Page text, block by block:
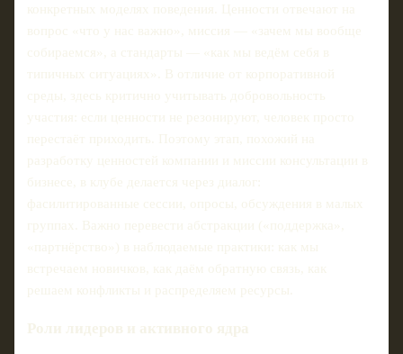
конкретных моделях поведения. Ценности отвечают на
вопрос «что у нас важно», миссия — «зачем мы вообще
собираемся», а стандарты — «как мы ведём себя в
типичных ситуациях». В отличие от корпоративной
среды, здесь критично учитывать добровольность
участия: если ценности не резонируют, человек просто
перестаёт приходить. Поэтому этап, похожий на
разработку ценностей компании и миссии консультации в
бизнесе, в клубе делается через диалог:
фасилитированные сессии, опросы, обсуждения в малых
группах. Важно перевести абстракции («поддержка»,
«партнёрство») в наблюдаемые практики: как мы
встречаем новичков, как даём обратную связь, как
решаем конфликты и распределяем ресурсы.
Роли лидеров и активного ядра